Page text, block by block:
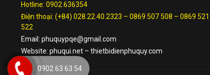
Hotline: 0902.636354
Điện thoại: (+84) 028.22.40.2323 – 0869 507 508 – 0869 521
522
Email: phuquypqe@gmail.com
Website: phuqui.net – thietbidienphuquy.com
0902 63 63 54